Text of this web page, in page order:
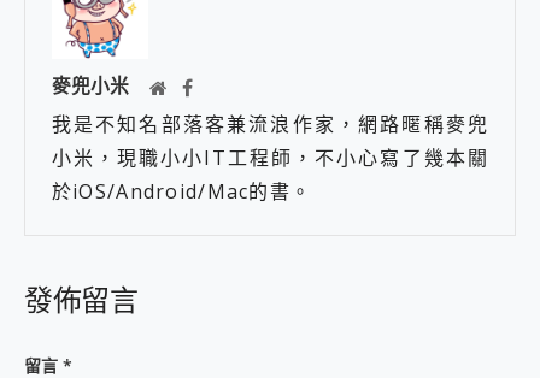
麥兜小米
我是不知名部落客兼流浪作家，網路暱稱麥兜
小米，現職小小IT工程師，不小心寫了幾本關
於iOS/Android/Mac的書。
發佈留言
留言 *